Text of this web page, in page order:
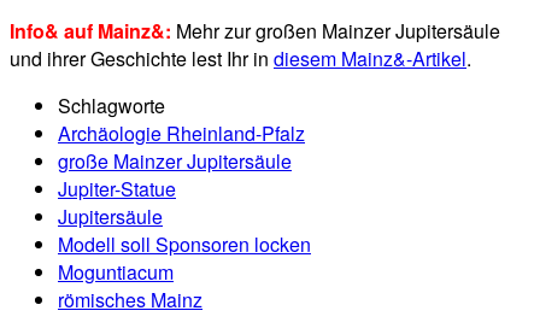
Info& auf Mainz&: Mehr zur großen Mainzer Jupitersäule
und ihrer Geschichte lest Ihr in diesem Mainz&-Artikel.
Schlagworte
Archäologie Rheinland-Pfalz
große Mainzer Jupitersäule
Jupiter-Statue
Jupitersäule
Modell soll Sponsoren locken
Moguntiacum
römisches Mainz